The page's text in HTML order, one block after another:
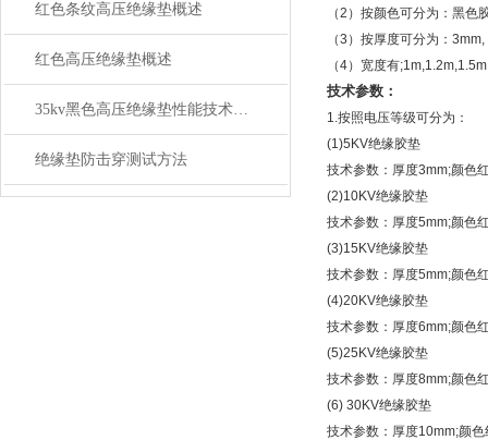
红色条纹高压绝缘垫概述
红色高压绝缘垫概述
35kv黑色高压绝缘垫性能技术参数
绝缘垫防击穿测试方法
（2）按颜色可分为：黑
（3）按厚度可分为：
（4）宽度有
技术参数：
1.按照电压等级可分为：
(1)5KV绝缘胶垫
技术参数：厚度3mm;颜色
(2)10KV绝缘胶垫
技术参数：厚度5mm;颜色
(3)15KV绝缘胶垫
技术参数：厚度5mm;颜色
(4)20KV绝缘胶垫
技术参数：厚度6mm;颜色
(5)25KV绝缘胶垫
技术参数：厚度8mm;颜色
(6) 30KV绝缘胶垫
技术参数：厚度10mm;颜